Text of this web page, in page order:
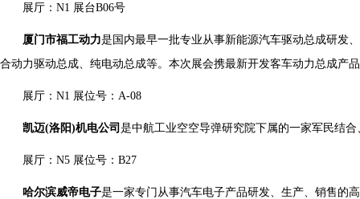
展厅：N1 展台B06号
厦门市福工动力是国内最早一批专业从事新能源汽车驱动总成研发
合动力驱动总成、纯电动总成等。本次展会携最新开发客车动力总成产
展厅：N1 展位号：A-08
凯迈(洛阳)机电公司 是中航工业空空导弹研究院下属的一家军民结
展厅：N5 展位号：B27
哈尔滨威帝电子是一家专门从事汽车电子产品研发、生产、销售的